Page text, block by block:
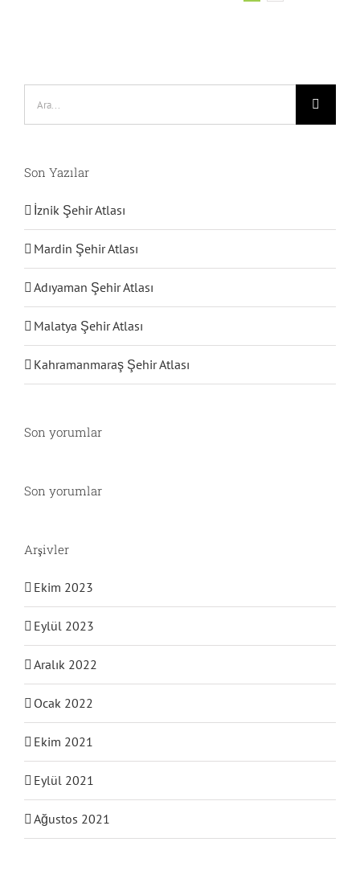
Son Yazılar
İznik Şehir Atlası
Mardin Şehir Atlası
Adıyaman Şehir Atlası
Malatya Şehir Atlası
Kahramanmaraş Şehir Atlası
Son yorumlar
Son yorumlar
Arşivler
Ekim 2023
Eylül 2023
Aralık 2022
Ocak 2022
Ekim 2021
Eylül 2021
Ağustos 2021